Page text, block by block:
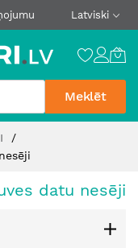
Latviski
Meklēt
datu nesēji